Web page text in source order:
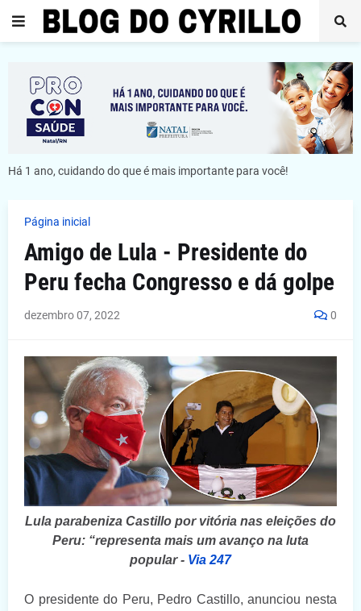
Há 1 ano, cuidando do que é mais importante para você!
Página inicial
Amigo de Lula - Presidente do
Peru fecha Congresso e dá golpe
dezembro 07, 2022 0
Lula parabeniza Castillo por vitória nas eleições do
Peru: “representa mais um avanço na luta
popular- Via 247
O presidente do Peru, Pedro Castillo, anunciou nesta